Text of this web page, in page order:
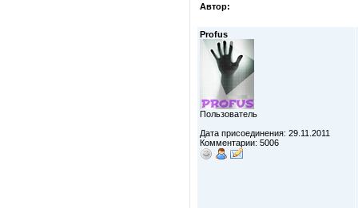
Автор:
Profus
Пользователь
Дата присоединения: 29.11.2011
Комментарии: 5006